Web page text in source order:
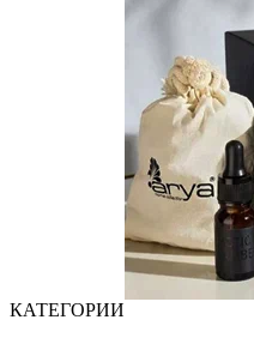
КАТЕГОРИИ